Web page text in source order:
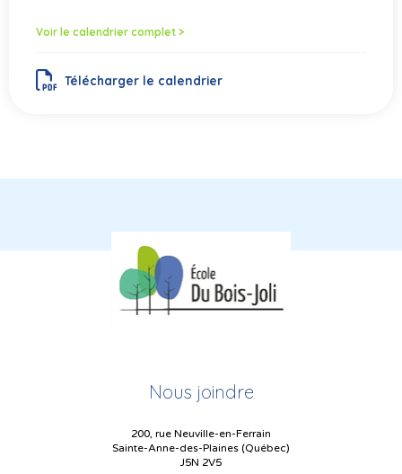
Voir le calendrier complet >
Télécharger le calendrier
Nous joindre
200, rue Neuville-en-Ferrain
Sainte-Anne-des-Plaines (Québec)
J5N 2V5